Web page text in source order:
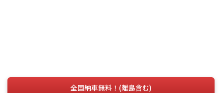
全国納車無料！(離島含む)